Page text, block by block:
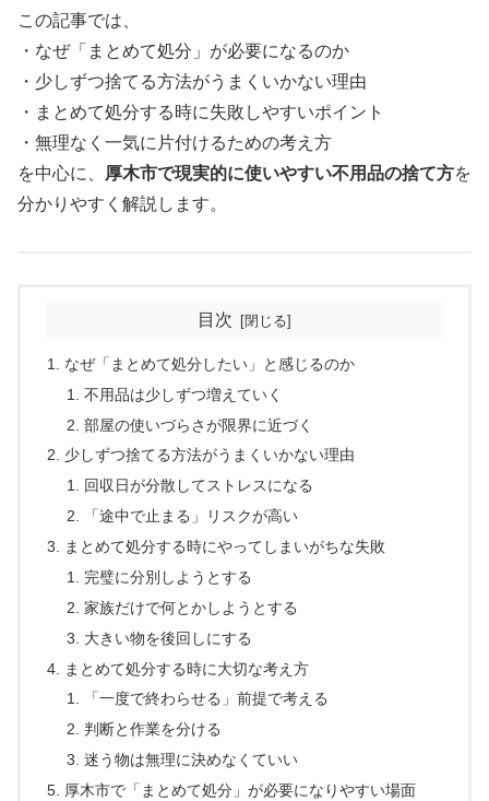
この記事では、
・なぜ「まとめて処分」が必要になるのか
・少しずつ捨てる方法がうまくいかない理由
・まとめて処分する時に失敗しやすいポイント
・無理なく一気に片付けるための考え方
を中心に、
厚木市で現実的に使いやすい不用品の捨て方を
分かりやすく解説します。
目次
なぜ「まとめて処分したい」と感じるのか
不用品は少しずつ増えていく
部屋の使いづらさが限界に近づく
少しずつ捨てる方法がうまくいかない理由
回収日が分散してストレスになる
「途中で止まる」リスクが高い
まとめて処分する時にやってしまいがちな失敗
完璧に分別しようとする
家族だけで何とかしようとする
大きい物を後回しにする
まとめて処分する時に大切な考え方
「一度で終わらせる」前提で考える
判断と作業を分ける
迷う物は無理に決めなくていい
厚木市で「まとめて処分」が必要になりやすい場面